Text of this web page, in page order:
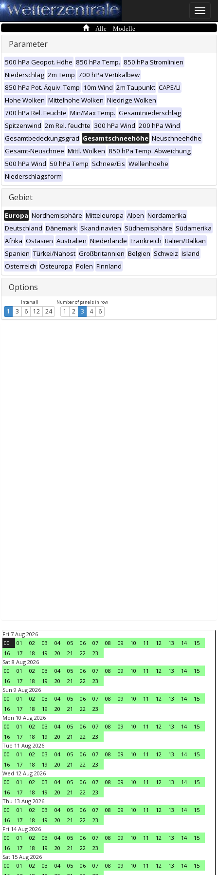
Toggle
Alle Modelle
Parameter
500 hPa Geopot. Höhe 850 hPa Temp. 850 hPa Stromlinien
Niederschlag 2m Temp 700 hPa Vertikalbew
850 hPa Pot. Äquiv. Temp 10m Wind 2m Taupunkt CAPE/LI
Hohe Wolken Mittelhohe Wolken Niedrige Wolken
700 hPa Rel. Feuchte Min/Max Temp. Gesamtniederschlag
Spitzenwind 2m Rel. feuchte 300 hPa Wind 200 hPa Wind
Gesamtbedeckungsgrad Gesamtschneehöhe Neuschneehöhe
Gesamt-Neuschnee Mittl. Wolken 850 hPa Temp. Abweichung
500 hPa Wind 50 hPa Temp Schnee/Eis Wellenhoehe
Niederschlagsform
Gebiet
Europa Nordhemisphäre Mitteleuropa Alpen Nordamerika
Deutschland Dänemark Skandinavien Südhemisphäre Südamerika
Afrika Ostasien Australien Niederlande Frankreich Italien/Balkan
Spanien Türkei/Nahost Großbritannien Belgien Schweiz Island
Österreich Osteuropa Polen Finnland
Options
Intervall
1 3 6 12 24
Number of panels in row
1 2 3 4 6
Fri 7 Aug 2026
00
01 02 03 04 05 06 07 08 09 10 11 12 13 14
15
16
17 18 19 20 21 22
23
Sat 8 Aug 2026
00
01 02 03 04 05 06 07 08 09 10 11 12 13 14
15
16
17 18 19 20 21 22
23
Sun 9 Aug 2026
00
01 02 03 04 05 06 07 08 09 10 11 12 13 14
15
16
17 18 19 20 21 22
23
Mon 10 Aug 2026
00
01 02 03 04 05 06 07 08 09 10 11 12 13 14
15
16
17 18 19 20 21 22
23
Tue 11 Aug 2026
00
01 02 03 04 05 06 07 08 09 10 11 12 13 14
15
16
17 18 19 20 21 22
23
Wed 12 Aug 2026
00
01 02 03 04 05 06 07 08 09 10 11 12 13 14
15
16
17 18 19 20 21 22
23
Thu 13 Aug 2026
00
01 02 03 04 05 06 07 08 09 10 11 12 13 14
15
16
17 18 19 20 21 22
23
Fri 14 Aug 2026
00
01 02 03 04 05 06 07 08 09 10 11 12 13 14
15
16
17 18 19 20 21 22
23
Sat 15 Aug 2026
00
01 02 03 04 05 06 07 08 09 10 11 12 13 14
15